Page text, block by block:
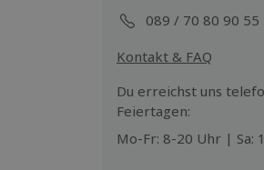
Mindestalter:
eines
Körpergröße:
Gewicht: max.
Normale
Wetter
Bei
089 / 70 80 90 55
Kontakt & FAQ
Du erreichst uns
Feiertagen:
Mo-Fr: 8-20 Uhr | Sa: